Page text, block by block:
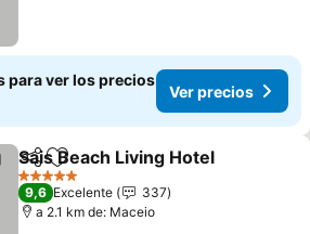
para ver los precios
Ver precios
CompartirAñadir a favoritos
Sais Beach Living Hotel
5 Estrellas
9,6 Excelente
337
a 2.1 km de: Maceio